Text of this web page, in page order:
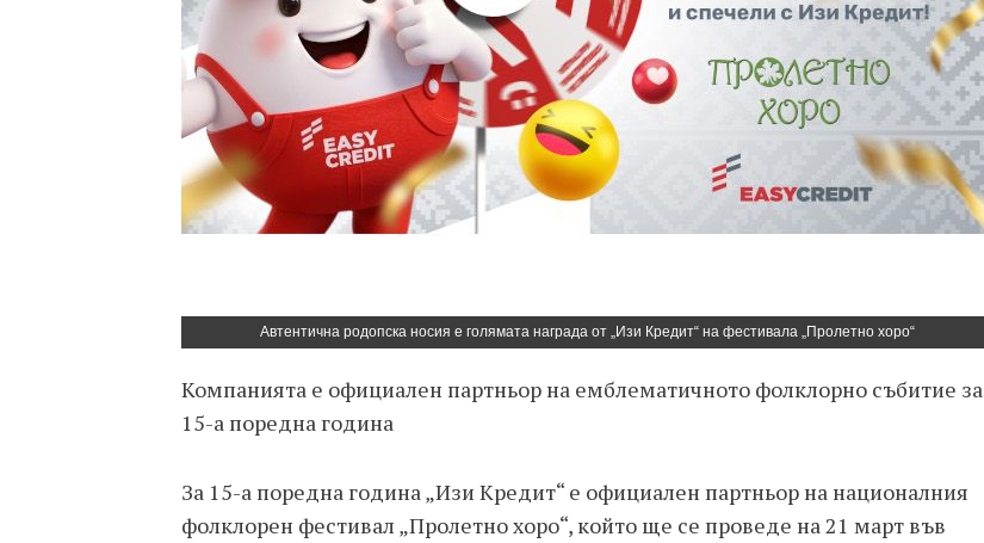
Автентична родопска носия е голямата награда от „Изи Кредит“ на фестивала „Пролетно хоро“
Компанията е официален партньор на емблематичното фолклорно събитие за
15-а поредна година
За 15-а поредна година „Изи Кредит“ е официален партньор на националния
фолклорен фестивал „Пролетно хоро“, който ще се проведе на 21 март във